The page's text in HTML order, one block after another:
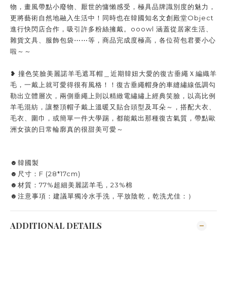
物，畫風帶點小廢物、厭世的慵懶感受，極具品牌識別度的魅力，
更將藝術自然地融入生活中！同時也在韓國知名文創殿堂Object
進行快閃店合作，吸引許多粉絲擁戴。ooowl 涵蓋從居家生活、
雜貨文具、服飾包袋⋯⋯等，商品完成度極高，各位荷包君要小心
啦～～
❥ 撞色笑臉美麗諾羊毛遮耳帽＿近期韓妞大愛的復古垂繩Ｘ編織羊
毛，一戴上就可愛得很有風格！！復古垂繩帽身的車縫繡線低調勾
勒出立體層次，兩側垂繩上則以精緻電繡繡上經典笑臉，以高比例
羊毛混紡，讓整頂帽子戴上溫暖又貼合頭型及耳朵～，搭配大衣、
毛衣、圍巾，或簡單一件大學踢，都能戴出那種復古氣質，帶點歐
洲女孩的日常輪廓真的很甜美可愛～
☻韓國製
☻尺寸：F (28*17cm)
☻材質：77%超細美麗諾羊毛，23%棉
☻注意事項：建議單獨冷水手洗，平放陰乾，乾洗尤佳：）
ADDITIONAL DETAILS